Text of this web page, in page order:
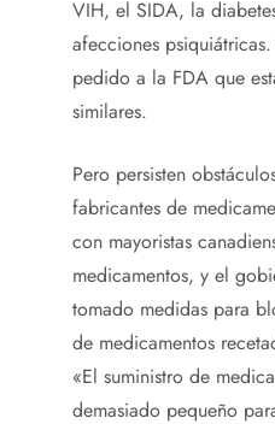
VIH, el SIDA, la
afecciones
pedido a la FDA que
similares.
Pero persisten
fabricantes de
con mayoristas
medicamentos, y el
tomado medidas para
de medicamentos
«El suministro de
demasiado pequeño